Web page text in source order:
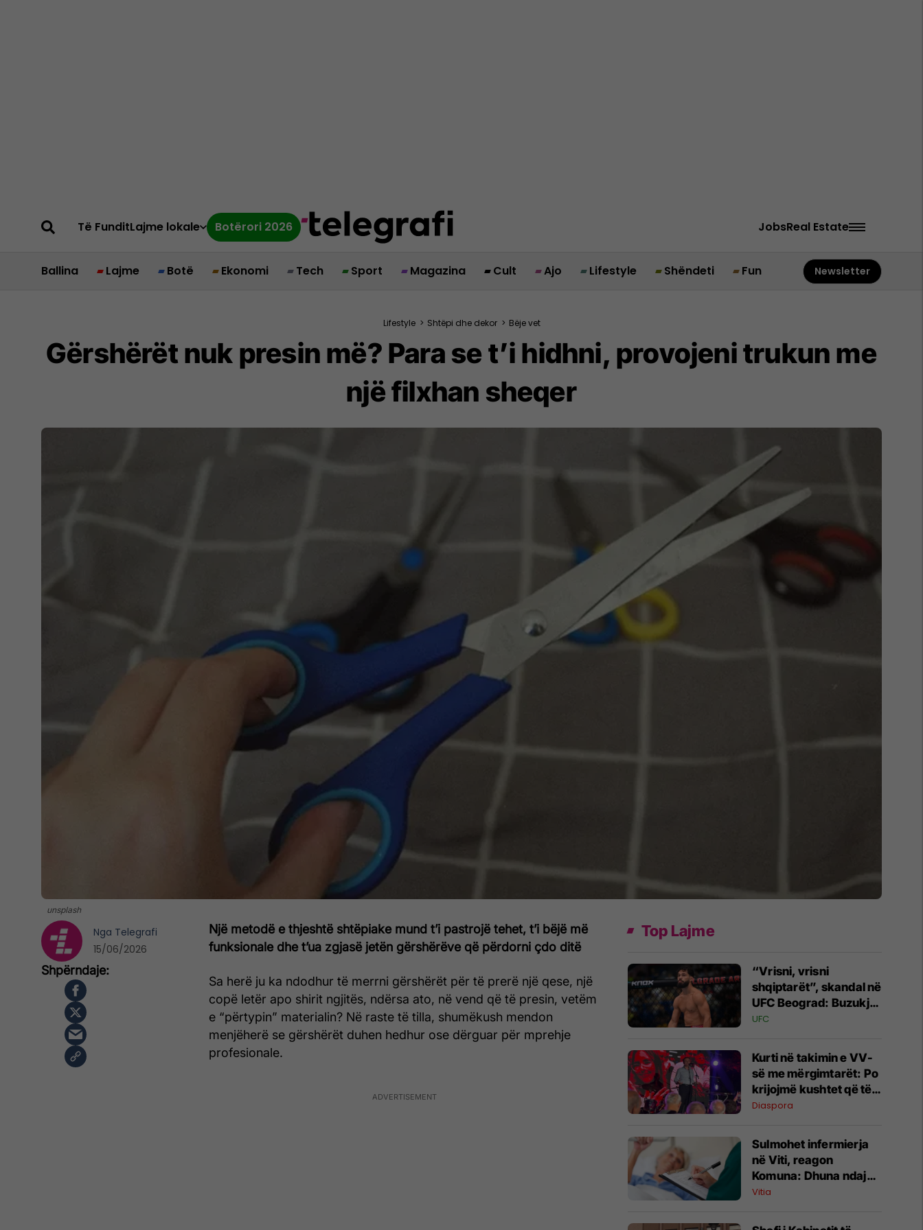
Të FunditLajme lokale Botërori 2026 JobsReal Estate
Ballina Lajme Botë Ekonomi Tech Sport Magazina Cult Ajo Lifestyle Shëndeti Fun Newsletter
Lifestyle > Shtëpi dhe dekor > Bëje vet
Gërshërët nuk presin më? Para se t’i hidhni, provojeni trukun me
një filxhan sheqer
unsplash
Një metodë e thjeshtë shtëpiake mund t’i pastrojë tehet, t’i bëjë më
funksionale dhe t’ua zgjasë jetën gërshërëve që përdorni çdo ditë
Sa herë ju ka ndodhur të merrni gërshërët për të prerë një qese, një
copë letër apo shirit ngjitës, ndërsa ato, në vend që të presin, vetëm
e “përtypin” materialin? Në raste të tilla, shumëkush mendon
menjëherë se gërshërët duhen hedhur ose dërguar për mprehje
profesionale.
Nga Telegrafi
15/06/2026
Top Lajme
“Vrisni, vrisni
shqiptarët”, skandal në
UFC Beograd: Buzukja
u përball me thirrje
tribunat
UFC
Kurti në takimin e VV-
së me mërgimtarët: Po
krijojmë kushtet që të
ktheheni në Kosovë
Diaspora
Sulmohet infermierja
në Viti, reagon
Komuna: Dhuna ndaj
stafit shëndetësor nuk
Vitia